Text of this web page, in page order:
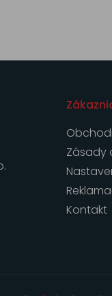
Zásady
Kontakt